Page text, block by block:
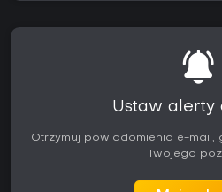
Ustaw alerty
Otrzymuj powiadomienia e-
Twojego